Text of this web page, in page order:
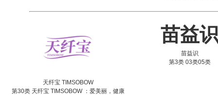
天纤宝 TIMSOBOW
第30类 天纤宝 TIMSOBOW ：爱美丽，健康
苗益
苗益识
第3类 03类05类